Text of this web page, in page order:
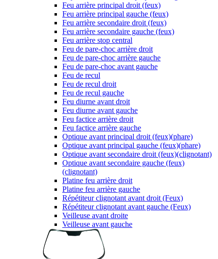
Feu arrière principal droit (feux)
Feu arrière principal gauche (feux)
Feu arrière secondaire droit (feux)
Feu arrière secondaire gauche (feux)
Feu arrière stop central
Feu de pare-choc arrière droit
Feu de pare-choc arrière gauche
Feu de pare-choc avant gauche
Feu de recul
Feu de recul droit
Feu de recul gauche
Feu diurne avant droit
Feu diurne avant gauche
Feu factice arrière droit
Feu factice arrière gauche
Optique avant principal droit (feux)(phare)
Optique avant principal gauche (feux)(phare)
Optique avant secondaire droit (feux)(clignotant)
Optique avant secondaire gauche (feux)
(clignotant)
Platine feu arrière droit
Platine feu arrière gauche
Répétiteur clignotant avant droit (Feux)
Répétiteur clignotant avant gauche (Feux)
Veilleuse avant droite
Veilleuse avant gauche